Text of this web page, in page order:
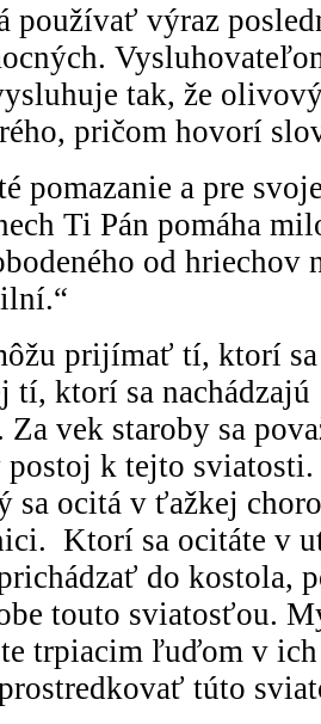
používať výraz
tak, že
pričom hovorí
pomazanie a pre
Ti Pán pomáha
od hriechov
prijímať tí, ktorí
tí, ktorí sa
Za vek staroby sa
k tejto sviatosti.
sa ocitá v ťažkej
Ktorí sa ocitáte v
do kostola,
touto sviatosťou.
trpiacim ľuďom v
túto